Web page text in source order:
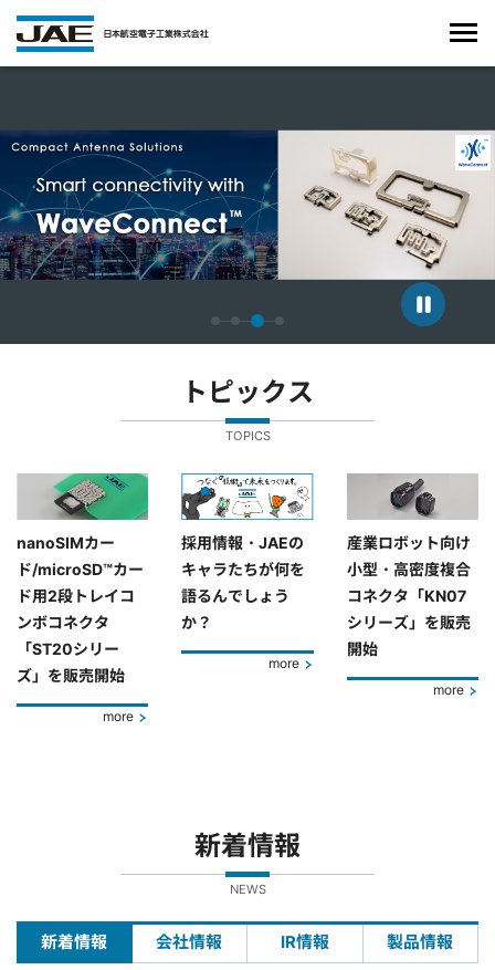
トピックス
TOPICS
nanoSIMカー
ド/microSD™カー
ド用2段トレイコ
ンボコネクタ
「ST20シリー
ズ」を販売開始
more
採用情報・JAEの
キャラたちが何を
語るんでしょう
か？
more
産業ロボット向け
小型・高密度複合
コネクタ「KN07
シリーズ」を販売
開始
more
新着情報
NEWS
新着情報 会社情報 IR情報 製品情報